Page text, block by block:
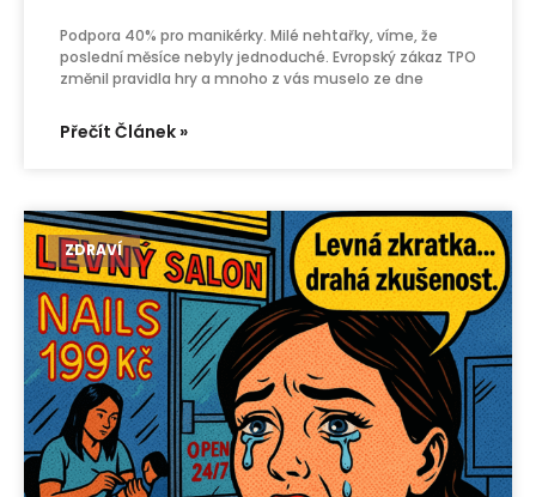
Podpora 40% pro manikérky. Milé nehtařky, víme, že
poslední měsíce nebyly jednoduché. Evropský zákaz TPO
změnil pravidla hry a mnoho z vás muselo ze dne
Přečít Článek »
ZDRAVÍ